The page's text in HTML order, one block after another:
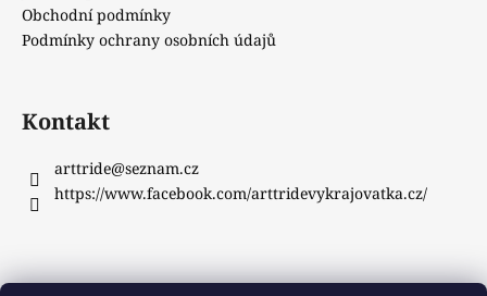
Obchodní podmínky
Podmínky ochrany osobních údajů
Kontakt
arttride@seznam.cz
https://www.facebook.com/arttridevykrajovatka.cz/